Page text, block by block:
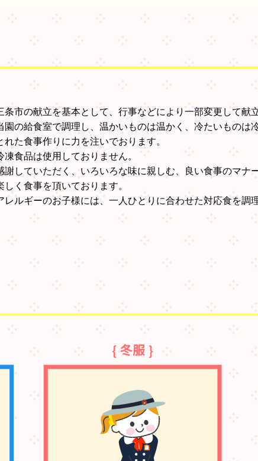
条市の献立を基本として、行事などにより一部変更して献
園の給食室で調理し、温かいものは温かく、冷たいものは
れた食事作りに力を注いでおります。
凍食品は使用しておりません。
謝していただく、いろいろな味に親しむ、良い食事のマナ
しく食事を頂いております。
レルギーのお子様には、一人ひとりに合わせた対応食を調理